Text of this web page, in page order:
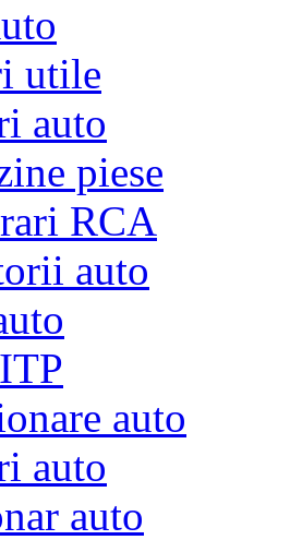
utile
auto
piese
RCA
auto
auto
auto
auto